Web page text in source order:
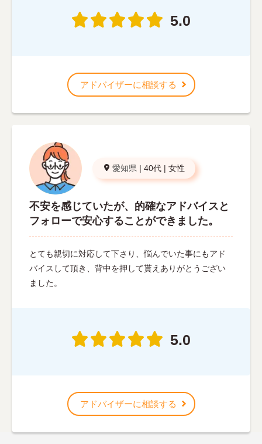
5.0
アドバイザーに相談する
愛知県 | 40代 | 女性
不安を感じていたが、的確なアドバイスと
フォローで安心することができました。
とても親切に対応して下さり、悩んでいた事にもアド
バイスして頂き、背中を押して貰えありがとうござい
ました。
5.0
アドバイザーに相談する